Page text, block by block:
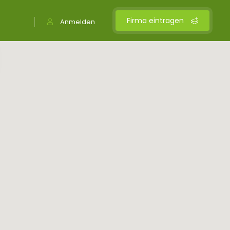
Firma eintragen
Anmelden